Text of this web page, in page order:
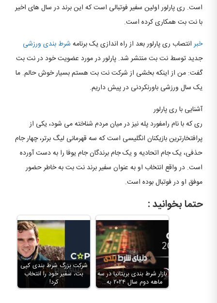
است. ری پارلور اولین سفیر فوتبالی است که این برند در سال های اخیر
با نت بت همکاری کرده است.
خبرانتصاب ری پارلور بعد از راه اندازی یک برنامه شرط بندی ورزشی
جدید توسط نت بت منتشر شد. پارلور در مورد عضویت خود در نت بت
گفت: من از اینکه بخشی از شرکت نت بت هستم بسیار خوش حالم. ما
یک سال ورزشی باورنکردنی در پیش داریم.
آشنایی با ری پارلور
ری که با نام رامفورد پله نیز در میان مردم شناخته می شود، یکی از
پرافتخارترین بازیکنان انگلیسی است که سه قهرمانی لیگ برتر، چهار جام
حذفی، یک جام اتحادیه و یک جام برندگان جام یوفا را به دست آورده
است. در واقع انتخاب او به عنوان سفیر برند نت بت به خاطر حضور
موفق او در فوتبال بوده است.
حتما بخوانید :
شرکت بزرگ شرط بندی کپی
بت، سفیر خود را انتخاب
کرد!
بازار شرط بندی بریتانیا در سه
ماهه دوم سال ۲۰۲۴ به…